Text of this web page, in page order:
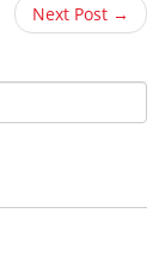
Next Post →